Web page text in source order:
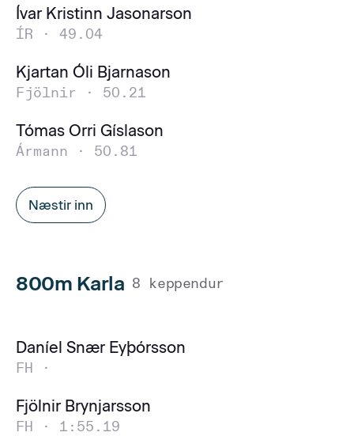
Ívar Kristinn Jasonarson
ÍR · 49.04
Kjartan Óli Bjarnason
Fjölnir · 50.21
Tómas Orri Gíslason
Ármann · 50.81
Næstir inn
800m Karla 8 keppendur
Daníel Snær Eyþórsson
FH ·
Fjölnir Brynjarsson
FH · 1:55.19